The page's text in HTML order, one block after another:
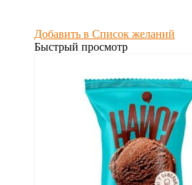
Добавить в Список желаний
Быстрый просмотр